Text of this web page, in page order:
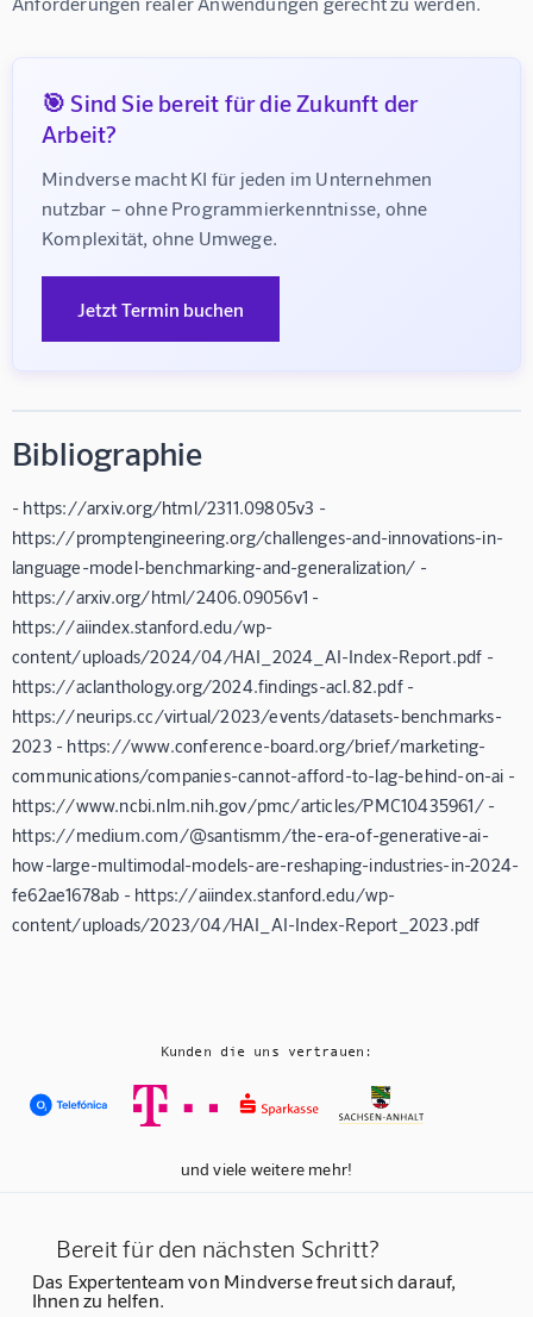
🎯 Sind Sie bereit für die Zukunft der
Arbeit?
Mindverse macht KI für jeden im Unternehmen
nutzbar – ohne Programmierkenntnisse, ohne
Komplexität, ohne Umwege.
Jetzt Termin buchen
Bibliographie
- https://arxiv.org/html/2311.09805v3 -
https://promptengineering.org/challenges-and-innovations-in-
language-model-benchmarking-and-generalization/ -
https://arxiv.org/html/2406.09056v1 -
https://aiindex.stanford.edu/wp-
content/uploads/2024/04/HAI_2024_AI-Index-Report.pdf -
https://aclanthology.org/2024.findings-acl.82.pdf -
https://neurips.cc/virtual/2023/events/datasets-benchmarks-
2023 - https://www.conference-board.org/brief/marketing-
communications/companies-cannot-afford-to-lag-behind-on-ai -
https://www.ncbi.nlm.nih.gov/pmc/articles/PMC10435961/ -
https://medium.com/@santismm/the-era-of-generative-ai-
how-large-multimodal-models-are-reshaping-industries-in-2024-
fe62ae1678ab - https://aiindex.stanford.edu/wp-
content/uploads/2023/04/HAI_AI-Index-Report_2023.pdf
Kunden die uns vertrauen:
und viele weitere mehr!
Bereit für den nächsten Schritt?
Das Expertenteam von Mindverse freut sich darauf,
Ihnen zu helfen.